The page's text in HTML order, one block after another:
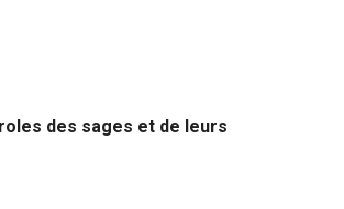
des sages et de leurs